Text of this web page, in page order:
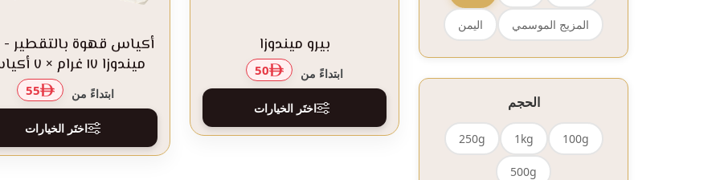
المزيج الموسمي اليمن
الحجم
100g
1kg
250g
500g
بيرو ميندوزا
ابتداءً من 50
اختَر الخيارات
أكياس قهوة بالتقطير -
ميندوزا ١٧ غرام × ٧ أكياس
ابتداءً من 55
اختَر الخيارات